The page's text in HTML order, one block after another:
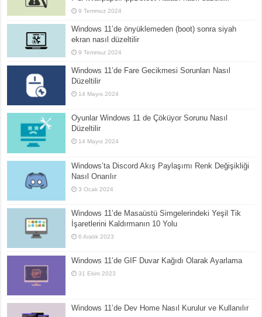
9 Temmuz 2024
Windows 11’de önyüklemeden (boot) sonra siyah
ekran nasıl düzeltilir
9 Temmuz 2024
Windows 11’de Fare Gecikmesi Sorunları Nasıl
Düzeltilir
14 Mayıs 2024
Oyunlar Windows 11 de Çöküyor Sorunu Nasıl
Düzeltilir
14 Mayıs 2024
Windows’ta Discord Akış Paylaşımı Renk Değişikliği
Nasıl Onarılır
3 Ocak 2024
Windows 11’de Masaüstü Simgelerindeki Yeşil Tik
İşaretlerini Kaldırmanın 10 Yolu
6 Aralık 2023
Windows 11’de GIF Duvar Kağıdı Olarak Ayarlama
31 Ekim 2023
Windows 11’de Dev Home Nasıl Kurulur ve Kullanılır